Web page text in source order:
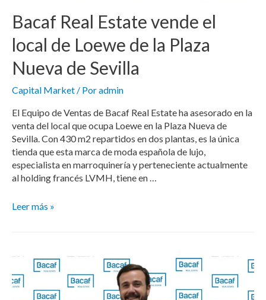
Bacaf Real Estate vende el
local de Loewe de la Plaza
Nueva de Sevilla
Capital Market / Poradmin
El Equipo de Ventas de Bacaf Real Estate ha asesorado en la
venta del local que ocupa Loewe en la Plaza Nueva de
Sevilla. Con 430 m2 repartidos en dos plantas, es la única
tienda que esta marca de moda española de lujo,
especialista en marroquinería y perteneciente actualmente
al holding francés LVMH, tiene en …
Leer más »